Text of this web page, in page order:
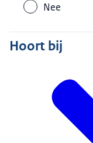
Nee
Hoort bij